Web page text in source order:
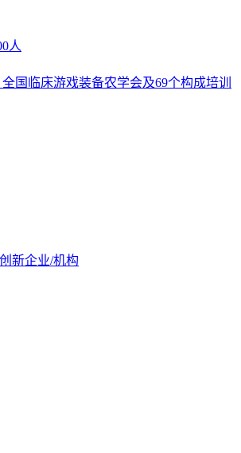
人
国临床游戏装备农学会及69个构成培训
新企业/机构